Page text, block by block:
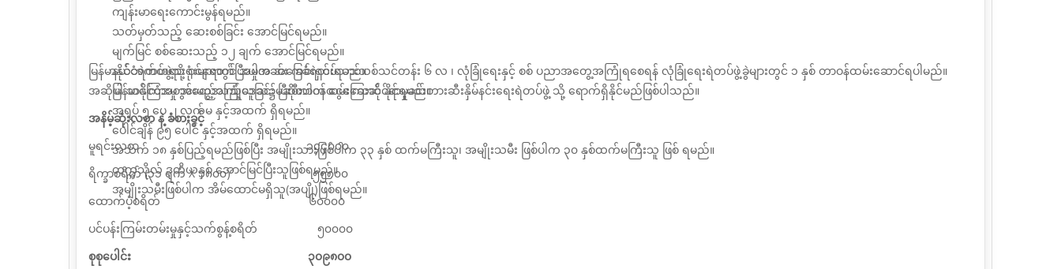
ကျန်းမာရေးကောင်းမွန်ရမည်။
သတ်မှတ်သည့် ဆေးစစ်ခြင်း အောင်မြင်ရမည်။
မျက်မြင် စစ်ဆေးသည့် ၁၂ ချက် အောင်မြင်ရမည်။
နယ်ဘက်တရားရုံးများတွင် အမှုအခင်း ကင်းရှင်းရမည်။
မြန်မာနိုင်ငံအတွင်းမည်သည့်ဒေသ၌မဆိုတာဝန်ထမ်းဆောင် နိုင်ရမည်။
အရပ် ၅ ပေ ၂ လက်မ နှင့်အထက် ရှိရမည်။
ပေါင်ချိန် ၉၅ ပေါင် နှင့်အထက် ရှိရမည်။
အသက် ၁၈ နှစ်ပြည့်ရမည်ဖြစ်ပြီး အမျိုးသားဖြစ်ပါက ၃၃ နှစ် ထက်မကြီးသူ၊ အမျိုးသမီး ဖြစ်ပါက ၃၀ နှစ်ထက်မကြီးသူ ဖြစ် ရမည်။
တက္ကသိုလ် ဒုတိယနှစ် အောင်မြင်ပြီးသူဖြစ်ရမည်။
အမျိုးသမီးဖြစ်ပါက အိမ်ထောင်မရှိသူ(အပျို)ဖြစ်ရမည်။
မြန်မာနိုင်ငံရဲတပ်ဖွဲ့သို့ ဝင်ရောက်ပြီးပါက အခြေခံရဲတပ်သားသစ်သင်တန်း ၆ လ ၊ လုံခြုံရေးနှင့် စစ် ပညာအတွေ့အကြုံရစေရန် လုံခြုံရေးရဲတပ်ဖွဲ့ခွဲများတွင် ၁ နှစ် တာဝန်ထမ်းဆောင်ရပါမည်။
အဆိုပါ သင်ကြားမှု အတွေ့အကြုံယူခြင်း ပြီးစီးပါက ငွေကြေးဆိုင်ရာမှုခင်းတားဆီးနှိမ်နင်းရေးရဲတပ်ဖွဲ့ သို့ ရောက်ရှိနိုင်မည်ဖြစ်ပါသည်။
အနိမ့်ဆုံးလစာ နဲ့ ခံစားခွင့်
မူရင်းလစာ ၁၄၄၀၀၀
ရိက္ခာစရိတ် (၃၁ ရက် X ၁၈၀၀) ၅၅၈၀၀
ထောက်ပံ့စရိတ် ၆၀၀၀၀
ပင်ပန်းကြမ်းတမ်းမှုနှင့်သက်စွန့်စရိတ် ၅၀၀၀၀
စုစုပေါင်း ၃၀၉၈၀၀